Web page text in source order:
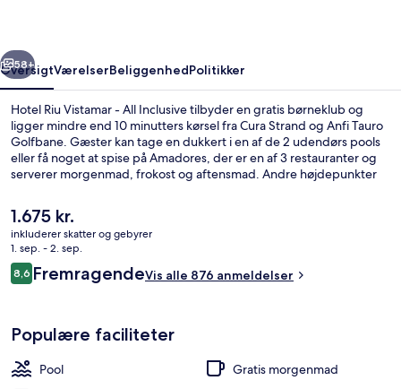
Næste
58+
OversigtVærelserBeliggenhedPolitikker
Hotel Riu Vistamar - All Inclusive tilbyder en gratis børneklub og
ligger mindre end 10 minutters kørsel fra Cura Strand og Anfi Tauro
Golfbane. Gæster kan tage en dukkert i en af de 2 udendørs pools
eller få noget at spise på Amadores, der er en af 3 restauranter og
serverer morgenmad, frokost og aftensmad. Andre højdepunkter
en bar ved poolen og et fitnesscenter. Rejsende er vilde med
stedets hjælpsomme personale.
Den
nuværende
pris
er
1.675 kr.
1.675 kr.
inkluderer skatter og gebyrer
1. sep. - 2. sep.
Anmeldelser
8,68,6 ud af 10.
FremragendeVis alle 876 anmeldelser
Populære faciliteter
Pool
Gratis morgenmad